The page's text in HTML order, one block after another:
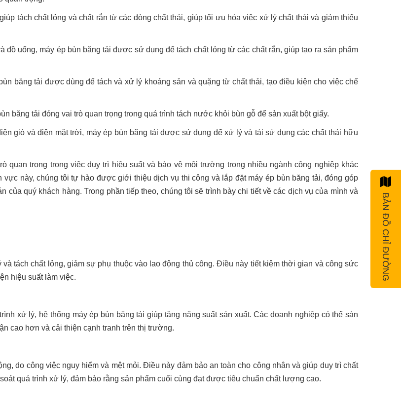
tách chất lỏng và chất rắn từ các dòng chất thải, giúp tối ưu hóa việc xử lý chất thải và giảm thiểu
đồ uống, máy ép bùn băng tải được sử dụng để tách chất lỏng từ các chất rắn, giúp tạo ra sản phẩm
băng tải được dùng để tách và xử lý khoáng sản và quặng từ chất thải, tạo điều kiện cho việc chế
băng tải đóng vai trò quan trọng trong quá trình tách nước khỏi bùn gỗ để sản xuất bột giấy.
gió và điện mặt trời, máy ép bùn băng tải được sử dụng để xử lý và tái sử dụng các chất thải hữu
quan trọng trong việc duy trì hiệu suất và bảo vệ môi trường trong nhiều ngành công nghiệp khác
này, chúng tôi tự hào được giới thiệu dịch vụ thi công và lắp đặt máy ép bùn băng tải, đóng góp
quý khách hàng. Trong phần tiếp theo, chúng tôi sẽ trình bày chi tiết về các dịch vụ của mình và
tách chất lỏng, giảm sự phụ thuộc vào lao động thủ công. Điều này tiết kiệm thời gian và công sức
hiệu suất làm việc.
xử lý, hệ thống máy ép bùn băng tải giúp tăng năng suất sản xuất. Các doanh nghiệp có thể sản
cao hơn và cải thiện cạnh tranh trên thị trường.
do công việc nguy hiểm và mệt mỏi. Điều này đảm bảo an toàn cho công nhân và giúp duy trì chất
quá trình xử lý, đảm bảo rằng sản phẩm cuối cùng đạt được tiêu chuẩn chất lượng cao.
BẢN ĐỒ CHỈ ĐƯỜNG